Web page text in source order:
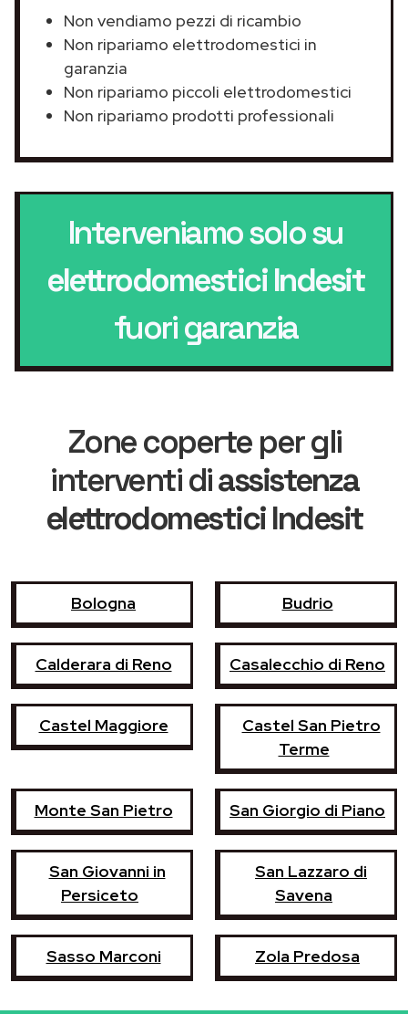
Non vendiamo pezzi di ricambio
Non ripariamo elettrodomestici in
garanzia
Non ripariamo piccoli elettrodomestici
Non ripariamo prodotti professionali
Interveniamo solo su
elettrodomestici Indesit
fuori garanzia
Zone coperte per gli
interventi diassistenza
elettrodomestici Indesit
Bologna Budrio
Calderara di Reno Casalecchio di Reno
Castel Maggiore
Castel San Pietro
Terme
Monte San Pietro San Giorgio di Piano
San Giovanni in
Persiceto
San Lazzaro di
Savena
Sasso Marconi Zola Predosa